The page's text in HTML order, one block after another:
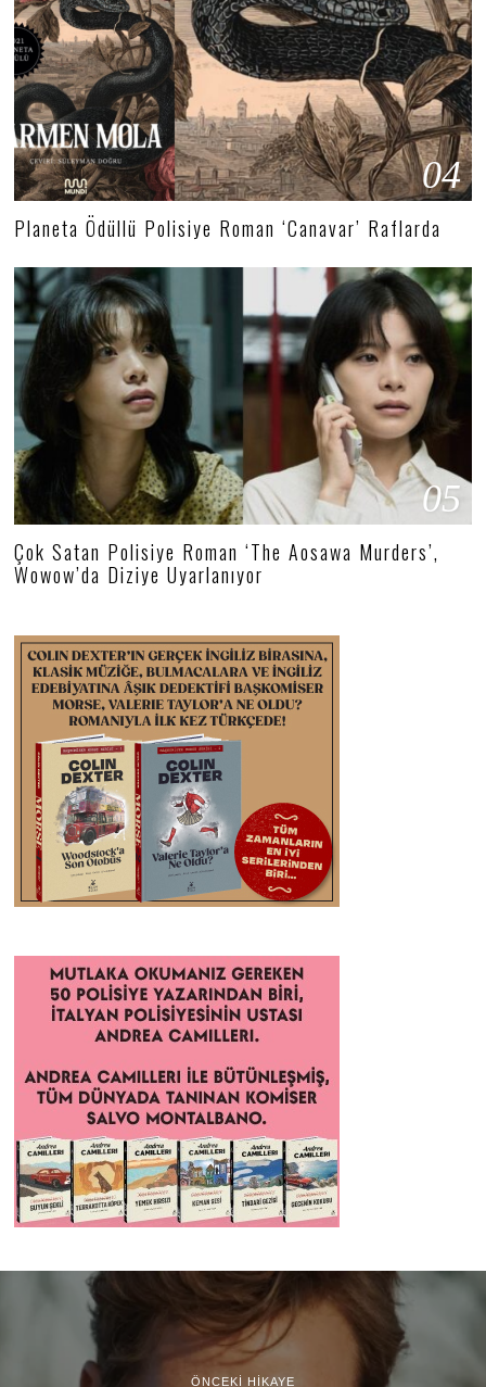
04
Planeta Ödüllü Polisiye Roman ‘Canavar’ Raflarda
05
Çok Satan Polisiye Roman ‘The Aosawa Murders’,
Wowow’da Diziye Uyarlanıyor
ÖNCEKI HIKAYE